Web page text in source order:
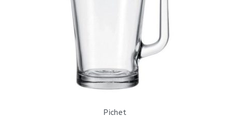
Pichet